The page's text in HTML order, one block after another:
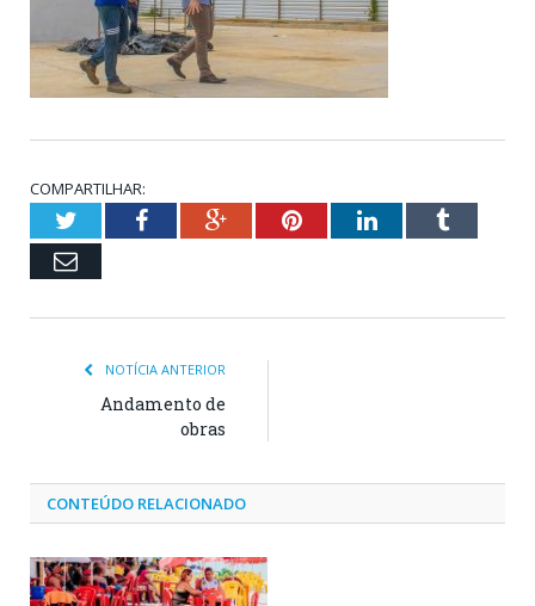
COMPARTILHAR:
TwitterFacebookGoogle+PinterestLinkedInTumblr
Email
NOTÍCIA ANTERIOR
Andamento de
obras
CONTEÚDO RELACIONADO